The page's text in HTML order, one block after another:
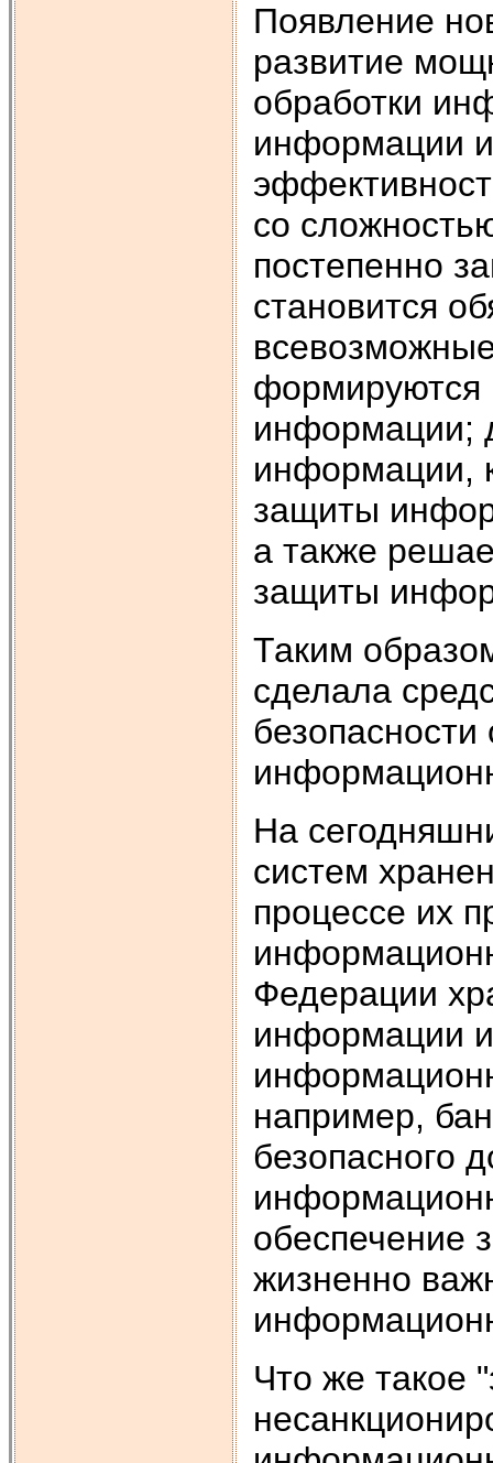
Появление
развитие
обработки
информации
со
постепенно
становится
формируются
информации;
информации,
защиты
а также
защиты
Таким
сделала
безопасности
На
систем
процессе их
Федерации
информации
например,
безопасного
обеспечение
жизненно
Что же такое